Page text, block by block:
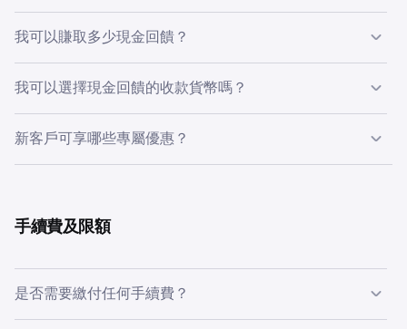
您可以在 Krak app 內查看您的現金回饋收益。開啟 Krak →
點按 Krak 首頁右上角的獎勵餘額 → 查看您的獎勵及進度。
我可以賺取多少現金回饋？
現金回饋比率取決於您的獎勵等級，此等級按您在 Krak、
Kraken 及 Kraken Pro 的合計餘額 30 天滾動平均值計算。
共設五個等級：
金回饋）
3.Pro（€1,000，1%），
有關餘額的詳情，請按此查看。
我可以選擇現金回饋的收款貨幣嗎？
是。您可以選擇以 Bitcoin 或法幣（英國客戶為英鎊，歐洲
經濟區客戶為歐元）收取現金回饋。如您希望獎勵隨投資組
合一同以複利增長，請選擇 Bitcoin。如您希望以現金形式
您可隨時於 Krak app 的獎勵樞紐（現金回饋設定）及卡片
交易完成時的設定為準，因此若您在交易完成前更改偏好，
現金回饋將以新選擇的貨幣支付。
新客戶可享哪些專屬優惠？
新客戶首 30 天可享 Max Rewards 迎新獎賞（Krak
Rewards 最高等級）。當中包括使用卡片進行合資格消費
Kraken Pro 持有的平均資產而定。適用地域限制。如需更
多資訊，請參閱我們的Krak Rewards 常見問題。
手續費及限額
是否需要繳付任何手續費？